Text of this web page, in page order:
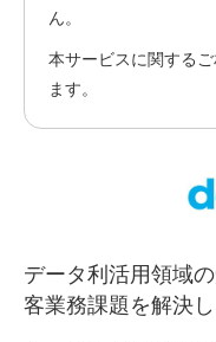
ん。
本サービスに関する
ます。
データ利活用領域
客業務課題を解決し